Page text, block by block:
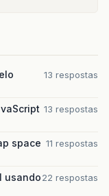
13 respostas
13 respostas
space 11 respostas
usando22 respostas